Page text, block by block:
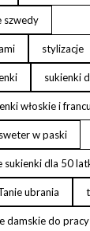
szwedy
stylizacje
sukienki
włoskie i
sweter w paski
sukienki dla 50
ubrania
damskie do pracy